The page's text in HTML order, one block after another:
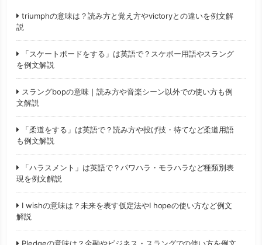
triumphの意味は？読み方と覚え方やvictoryとの違いを例文解
説
「スケートボードをする」は英語で？スケボー用語やスラング
を例文解説
スラングbopの意味｜読み方や音楽シーン以外での使い方も例
文解説
「柔道をする」は英語で？読み方や投げ技・待てなど柔道用語
も例文解説
「ハラスメント」は英語で？パワハラ・モラハラなど種類別表
現を例文解説
I wishの意味は？未来を表す仮定法やI hopeの使い方など例文
解説
Pledgeの意味は？金融やビジネス・スラングでの使い方を例文